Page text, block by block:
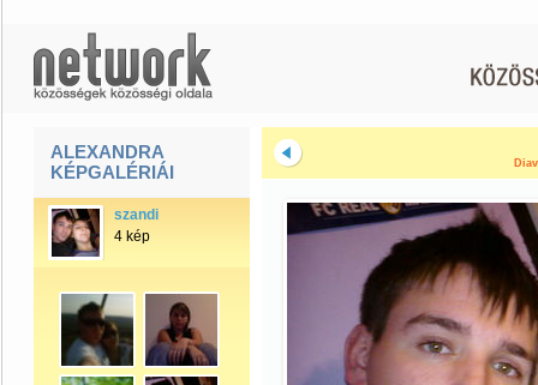
ALEXANDRA
KÉPGALÉRIÁI
szandi
4 kép